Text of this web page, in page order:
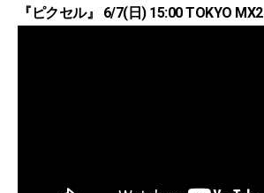
『ピクセル』 6/7(日) 15:00 TOKYO MX2